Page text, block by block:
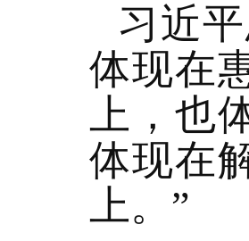
习近
体现在
上，也
体现在
上。”